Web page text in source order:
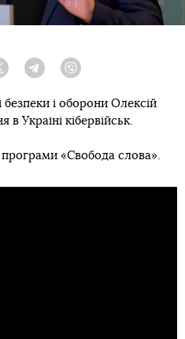
Twitter TelegramViber
і оборони Олексій
в Україні кібервійськ.
«Свобода слова».